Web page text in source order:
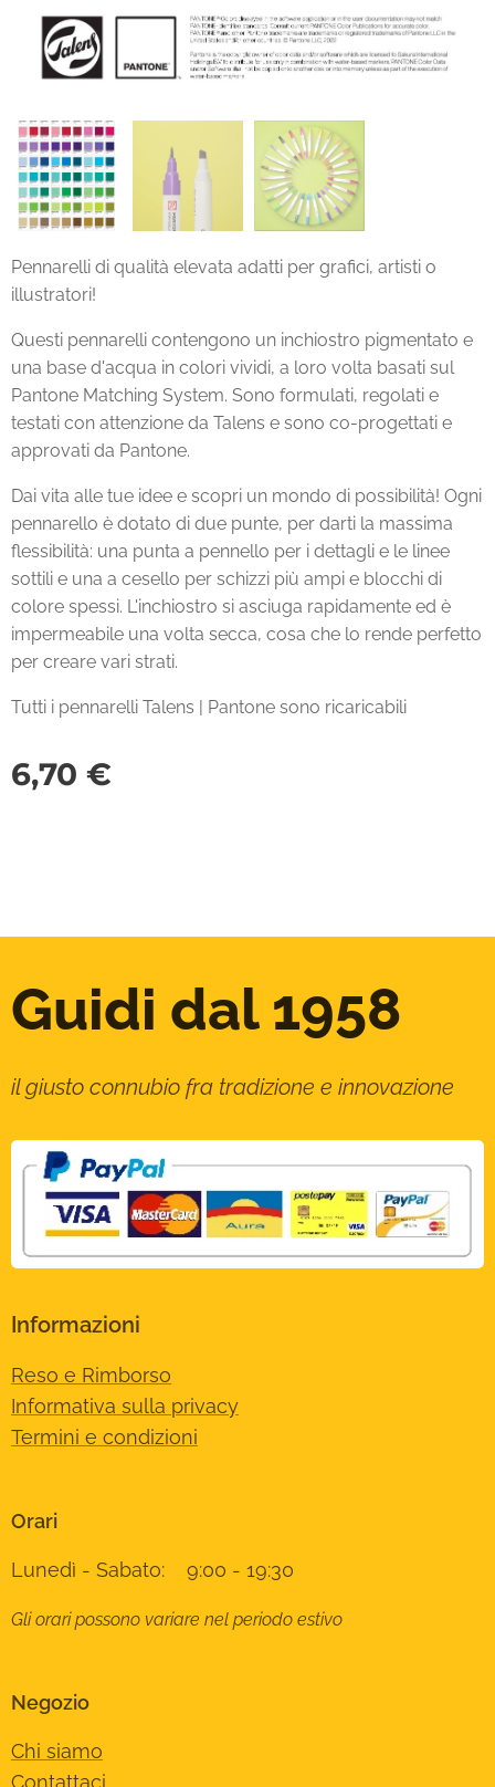
Pennarelli di qualità elevata adatti per grafici, artisti o
illustratori!
Questi pennarelli contengono un inchiostro pigmentato e
una base d'acqua in colori vividi, a loro volta basati sul
Pantone Matching System. Sono formulati, regolati e
testati con attenzione da Talens e sono co-progettati e
approvati da Pantone.
Dai vita alle tue idee e scopri un mondo di possibilità! Ogni
pennarello è dotato di due punte, per darti la massima
flessibilità: una punta a pennello per i dettagli e le linee
sottili e una a cesello per schizzi più ampi e blocchi di
colore spessi. L'inchiostro si asciuga rapidamente ed è
impermeabile una volta secca, cosa che lo rende perfetto
per creare vari strati.
Tutti i pennarelli Talens | Pantone sono ricaricabili
6,70 €
Guidi dal 1958
il giusto connubio fra tradizione e innovazione
Informazioni
Reso e Rimborso
Informativa sulla privacy
Termini e condizioni
Orari
Lunedì - Sabato: 9:00 - 19:30
Gli orari possono variare nel periodo estivo
Negozio
Chi siamo
Contattaci